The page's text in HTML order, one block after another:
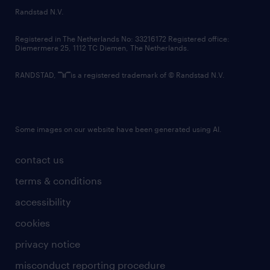
country websites
contact us
terms & conditions
accessibility
cookies
privacy notice
misconduct reporting procedure
Randstad N.V.
Registered in The Netherlands No: 33216172 Registered office:
Diemermere 25, 1112 TC Diemen, The Netherlands.
RANDSTAD, is a registered trademark of © Randstad N.V.
Some images on our website have been generated using AI.